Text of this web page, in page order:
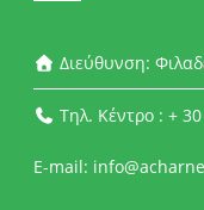
Διεύθυνση:
Τηλ. Κέντρο : +
E-mail: